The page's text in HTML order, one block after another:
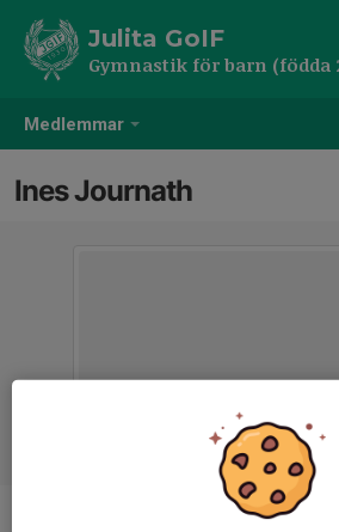
Medlemmar
Julita GoIF
Gymnastik för barn (födda
Ines Journath